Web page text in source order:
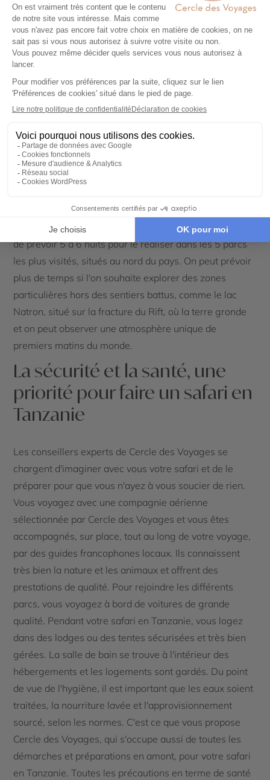
Lac Manyara, Tanzanie
Comment faire un safari en
Tanzanie ?
Cercle des Voyages organise votre safari à l'avance de
A à Z. Pour faire un safari en Tanzanie, il est conseillé
de prévoir 5 à 6 nuits pour le réaliser dans les 5 parcs
les plus visités, situés au nord du pays. On peut prévoir
plus de temps si l'on souhaite explorer des zones
particulières hors des sentiers battus, comme le lac
Natron, situé sur la fracture du Rift, où la terre gronde
et on peut observer une atmosphère unique de
premiers matins du monde.
La sécurité et la santé, une
priorité pour faire un safari en
Tanzanie
Les conseillers experts de Cercle des Voyages se
chargent d'imaginer avec vous votre safari et de le
préparer pour que vous n'ayez à vous soucier de rien.
Vous voyagez avec une compagnie aérienne
sélectionnée par Cercle des Voyages et vous êtes
accompagnés, sur place, tout au long de votre voyage,
par des guides francophones locaux. Ils connaissent
très bien la nature et les animaux et offrent des
prestations de qualité. Pour rejoindre les différents
parcs, vous voyagez à bord de voitures de grande
qualité. Pendant votre safari en Tanzanie, vous logez
dans des lodges ou des tentes sécurisées et très bien
gérées. La salle de bain se trouve à l'intérieur des
hébergements et les logements sont gardés. Du point
de vue de l'hygiène, il est important que les eaux soient
traitées, la nourriture lavée et l'approvisionnement
sourcé, selon les normes. C'est ce que vous propose
Cercle des Voyages, qui s'occupe aussi de toutes les
démarches et préparations en amont, pour votre safari
en Tanzanie. Toutes les précautions en terme de santé